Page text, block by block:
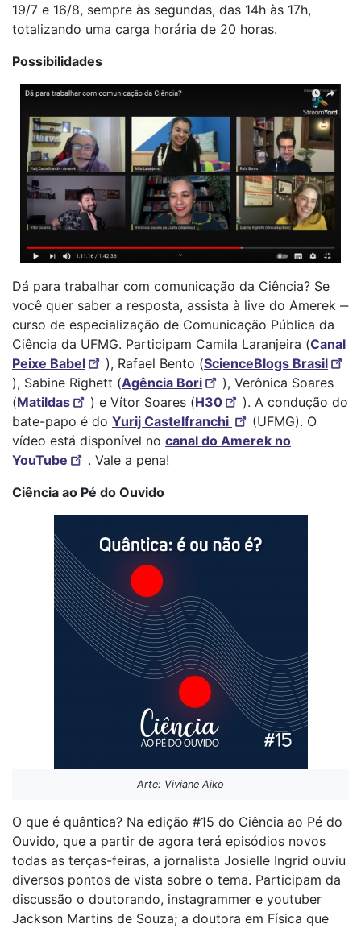
19/7 e 16/8, sempre às segundas, das 14h às 17h,
totalizando uma carga horária de 20 horas.
Possibilidades
Dá para trabalhar com comunicação da Ciência? Se
você quer saber a resposta, assista à live do Amerek ‒
curso de especialização de Comunicação Pública da
Ciência da UFMG. Participam Camila Laranjeira (Canal
Peixe Babel
), Rafael Bento (ScienceBlogs Brasil
), Sabine Righett (Agência Bori
), Verônica Soares
(Matildas ) e Vítor Soares (H30
). A condução do
bate-papo é do Yurij Castelfranchi
(UFMG). O
vídeo está disponível no canal do Amerek no
YouTube
. Vale a pena!
Ciência ao Pé do Ouvido
Arte: Viviane Aiko
O que é quântica? Na edição #15 do Ciência ao Pé do
Ouvido, que a partir de agora terá episódios novos
todas as terças-feiras, a jornalista Josielle Ingrid ouviu
diversos pontos de vista sobre o tema. Participam da
discussão o doutorando, instagrammer e youtuber
Jackson Martins de Souza; a doutora em Física que